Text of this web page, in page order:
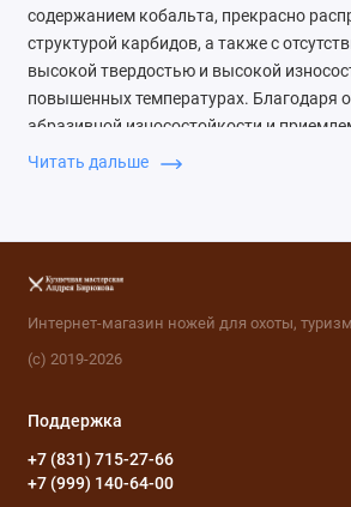
содержанием кобальта, прекрасно
структурой карбидов, а также с
высокой твердостью и высокой
повышенных температурах. Благодаря
абразивной износостойкости и
применяется для изготовления
Охотничьи ножи из порошковой
мастерской Андрея Бирюкова — это
кузнецами, которые любят свое дело и
идеальные изделия для вашего удобства.
Читать дальше
Интернет-магазин ножей для охоты,
(с) 2019-2026
Поддержка
+7 (831) 715-27-66
+7 (999) 140-64-00